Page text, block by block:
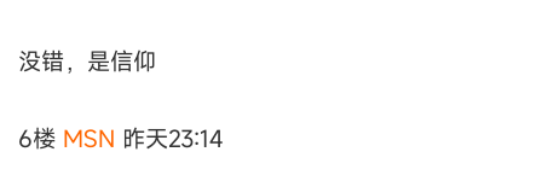
没错，是信仰
6楼 MSN 昨天23:14